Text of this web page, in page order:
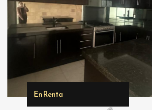
En Renta